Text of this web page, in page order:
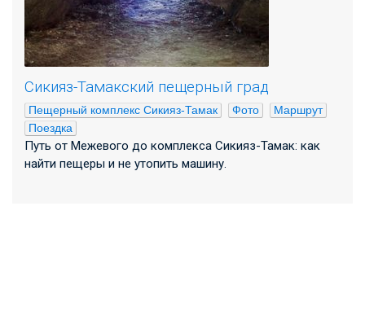
Сикияз-Тамакский пещерный град
Пещерный комплекс Сикияз-Тамак Фото
Маршрут
Поездка
Путь от Межевого до комплекса Сикияз-Тамак: как
найти пещеры и не утопить машину.